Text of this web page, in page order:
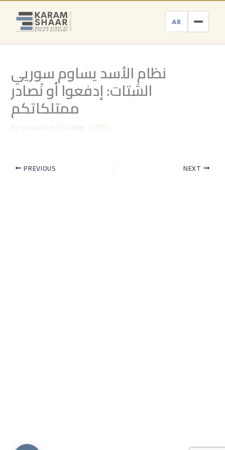
Skip
content
AR
نظام الأسد يساوم سوريي
الشتات: إدفعوا أو نُصادر
ممتلكاتكم
Bymohamad/October 1, 2021
PREVIOUS NEXT